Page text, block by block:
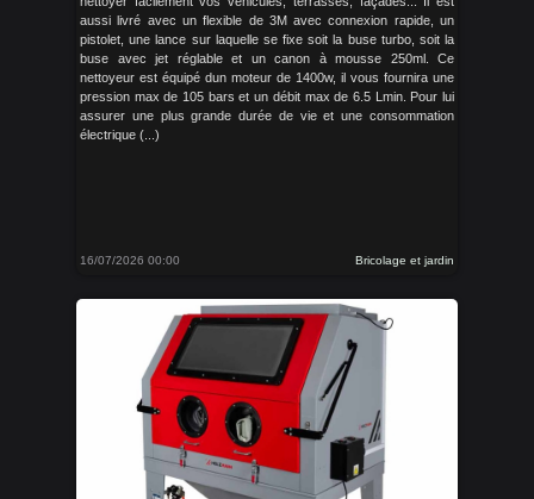
aussi livré avec un flexible de 3M avec connexion rapide, un
pistolet, une lance sur laquelle se fixe soit la buse turbo, soit la
buse avec jet réglable et un canon à mousse 250ml. Ce
nettoyeur est équipé dun moteur de 1400w, il vous fournira une
pression max de 105 bars et un débit max de 6.5 Lmin. Pour lui
assurer une plus grande durée de vie et une consommation
électrique (...)
16/07/2026 00:00 Bricolage et jardin